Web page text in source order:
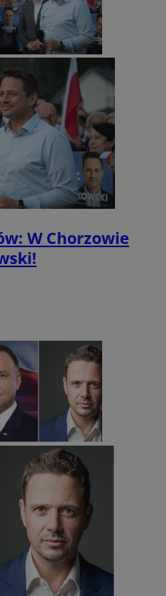
W Chorzowie